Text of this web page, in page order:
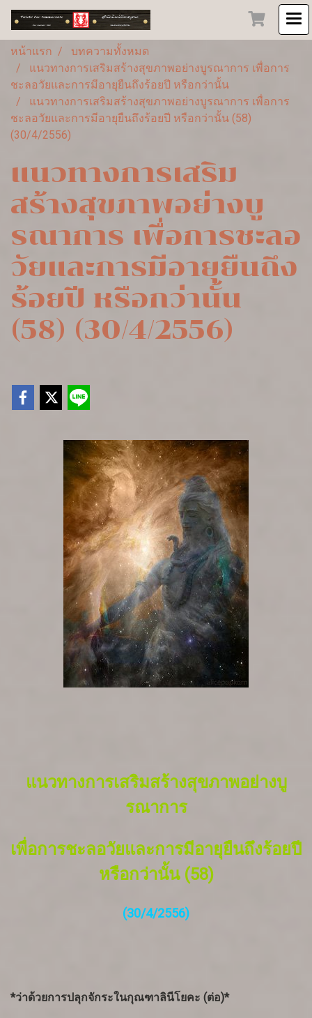
หน้าแรก
บทความทั้งหมด
แนวทางการเสริมสร้างสุขภาพอย่างบูรณาการ เพื่อการ
ชะลอวัยและการมีอายุยืนถึงร้อยปี หรือกว่านั้น
แนวทางการเสริมสร้างสุขภาพอย่างบูรณาการ เพื่อการ
ชะลอวัยและการมีอายุยืนถึงร้อยปี หรือกว่านั้น (58)
(30/4/2556)
แนวทางการเสริม
สร้างสุขภาพอย่างบู
รณาการ เพื่อการชะลอ
วัยและการมีอายุยืนถึง
ร้อยปี หรือกว่านั้น
(58) (30/4/2556)
แนวทางการเสริมสร้างสุขภาพอย่างบู
รณาการ
เพื่อการชะลอวัยและการมีอายุยืนถึงร้อยปี
หรือกว่านั้น (58)
(30/4/2556)
*ว่าด้วยการปลุกจักระในกุณฑาลินีโยคะ (ต่อ)*